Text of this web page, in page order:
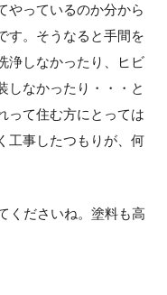
やっているのか分から
す。そうなると手間を
浄しなかったり、ヒビ
しなかったり・・・と
って住む方にとっては
工事したつもりが、何
くださいね。塗料も高